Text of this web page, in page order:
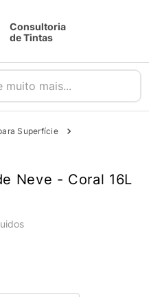
Consultoria
de Tintas
mais...
Superfície
Neve - Coral 16L